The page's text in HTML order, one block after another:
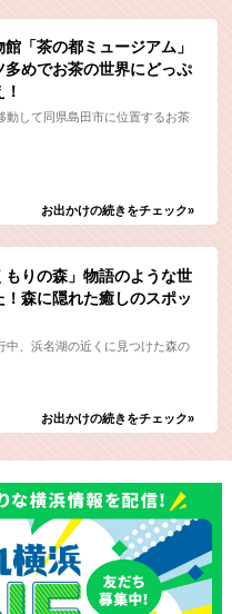
「茶の都ミュージアム」
多めでお茶の世界にどっぷ
動して同県島田市に位置するお茶
お出かけの続きをチェック»
もりの森」物語のような世
！森に隠れた癒しのスポッ
中、浜名湖の近くに見つけた森の
お出かけの続きをチェック»